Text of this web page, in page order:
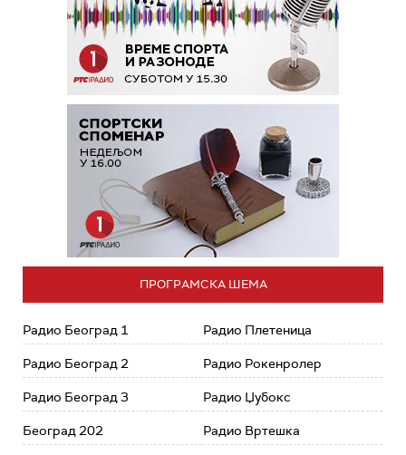
ПРОГРАМСКА ШЕМА
Радио Београд 1
Радио Београд 2
Радио Београд 3
Београд 202
Радио Плетеница
Радио Рокенролер
Радио Џубокс
Радио Вртешка